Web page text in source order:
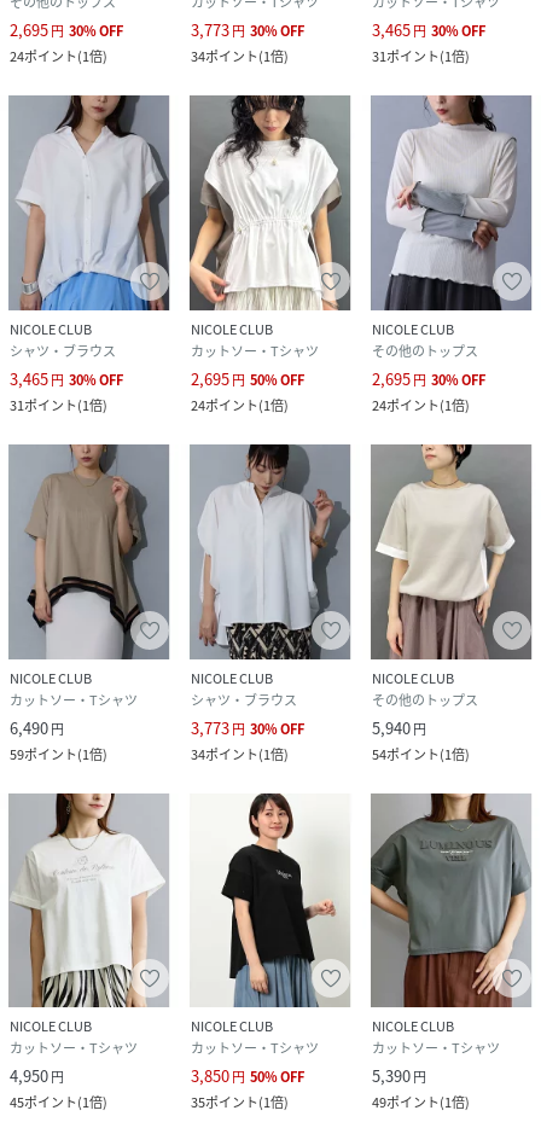
2,695円 30%OFF
24ポイント(1倍)
3,773円 30%OFF
34ポイント(1倍)
3,465円 30%OFF
31ポイント(1倍)
NICOLE CLUB
シャツ・ブラウス
3,465円 30%OFF
31ポイント(1倍)
NICOLE CLUB
カットソー・Tシャツ
2,695円 50%OFF
24ポイント(1倍)
NICOLE CLUB
その他のトップス
2,695円 30%OFF
24ポイント(1倍)
NICOLE CLUB
カットソー・Tシャツ
6,490円
59ポイント(1倍)
NICOLE CLUB
シャツ・ブラウス
3,773円 30%OFF
34ポイント(1倍)
NICOLE CLUB
その他のトップス
5,940円
54ポイント(1倍)
NICOLE CLUB
カットソー・Tシャツ
4,950円
45ポイント(1倍)
NICOLE CLUB
カットソー・Tシャツ
3,850円 50%OFF
35ポイント(1倍)
NICOLE CLUB
カットソー・Tシャツ
5,390円
49ポイント(1倍)